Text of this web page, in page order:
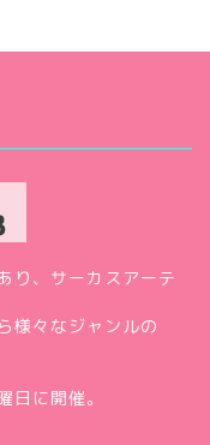
り、サーカスアーテ
様々なジャンルの
日に開催。